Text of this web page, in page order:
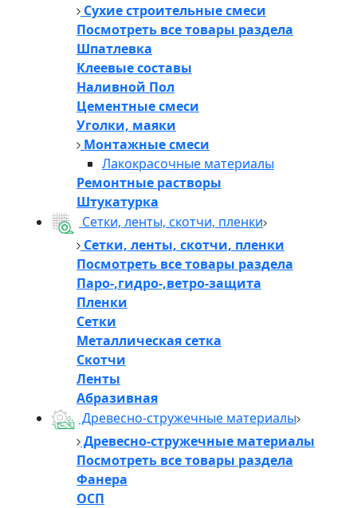
Сухие строительные смеси
Посмотреть все товары раздела
Шпатлевка
Клеевые составы
Наливной Пол
Цементные смеси
Уголки, маяки
Монтажные смеси
Лакокрасочные материалы
Ремонтные растворы
Штукатурка
Сетки, ленты, скотчи, пленки
Сетки, ленты, скотчи, пленки
Посмотреть все товары раздела
Паро-,гидро-,ветро-защита
Пленки
Сетки
Металлическая сетка
Скотчи
Ленты
Абразивная
Древесно-стружечные материалы
Древесно-стружечные материалы
Посмотреть все товары раздела
Фанера
ОСП